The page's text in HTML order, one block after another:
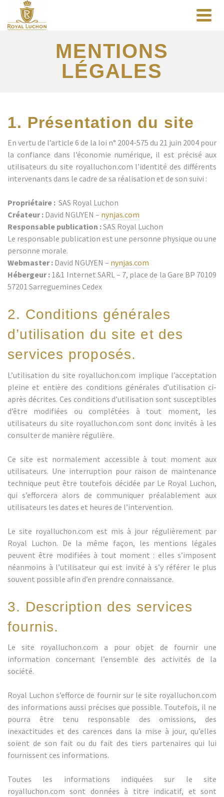
MENTIONS
LÉGALES
1. Présentation du site
En vertu de l’article 6 de la loi n° 2004-575 du 21 juin 2004 pour
la confiance dans l’économie numérique, il est précisé aux
utilisateurs du site royalluchon.com l’identité des différents
intervenants dans le cadre de sa réalisation et de son suivi :
Propriétaire : SAS Royal Luchon
Créateur : David NGUYEN – nynjas.com
Responsable publication :SAS Royal Luchon
Le responsable publication est une personne physique ou une
personne morale.
Webmaster : David NGUYEN – nynjas.com
Hébergeur : 1&1 Internet SARL – 7, place de la Gare BP 70109
57201 Sarreguemines Cedex
2. Conditions générales
d’utilisation du site et des
services proposés.
L’utilisation du site royalluchon.com implique l’acceptation
pleine et entière des conditions générales d’utilisation ci-
après décrites. Ces conditions d’utilisation sont susceptibles
d’être modifiées ou complétées à tout moment, les
utilisateurs du site royalluchon.com sont donc invités à les
consulter de manière régulière.
Ce site est normalement accessible à tout moment aux
utilisateurs. Une interruption pour raison de maintenance
technique peut être toutefois décidée par Le Royal Luchon,
qui s’efforcera alors de communiquer préalablement aux
utilisateurs les dates et heures de l’intervention.
Le site royalluchon.com est mis à jour régulièrement par
Royal Luchon. De la même façon, les mentions légales
peuvent être modifiées à tout moment : elles s’imposent
néanmoins à l’utilisateur qui est invité à s’y référer le plus
souvent possible afin d’en prendre connaissance.
3. Description des services
fournis.
Le site royalluchon.com a pour objet de fournir une
information concernant l’ensemble des activités de la
société.
Royal Luchon s’efforce de fournir sur le site royalluchon.com
des informations aussi précises que possible. Toutefois, il ne
pourra être tenu responsable des omissions, des
inexactitudes et des carences dans la mise à jour, qu’elles
soient de son fait ou du fait des tiers partenaires qui lui
fournissent ces informations.
Toutes les informations indiquées sur le site
royalluchon.com sont données à titre indicatif, et sont